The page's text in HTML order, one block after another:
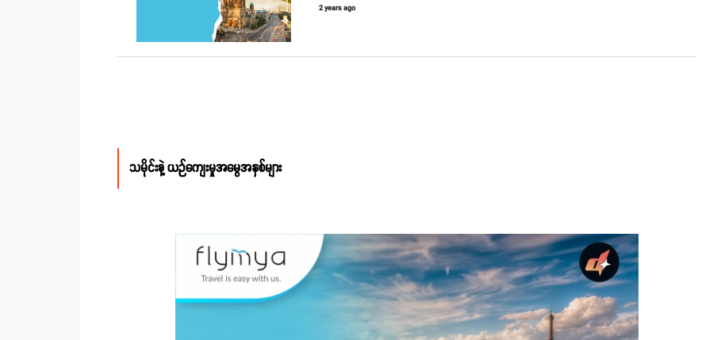
2 years ago
သမိုင်းနဲ့ ယဉ်ကျေးမှုအမွေအနှစ်များ